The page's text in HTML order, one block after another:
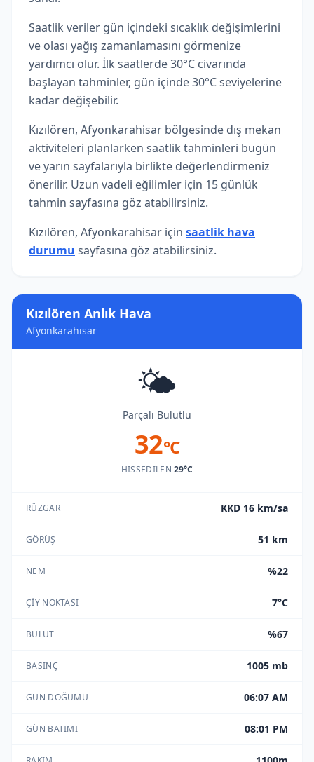
Kızılören Anlık Hava
Afyonkarahisar
🌤️
Parçalı Bulutlu
32°C
HISSEDILEN29°C
RÜZGAR KKD 16 km/sa
GÖRÜŞ 51 km
NEM %22
ÇIY NOKTASI 7°C
BULUT %67
BASINÇ 1005 mb
GÜN DOĞUMU 06:07 AM
GÜN BATIMI 08:01 PM
Saatlik veriler gün içindeki sıcaklık değişimlerini
ve olası yağış zamanlamasını görmenize
yardımcı olur. İlk saatlerde 30°C civarında
başlayan tahminler, gün içinde 30°C seviyelerine
kadar değişebilir.
Kızılören, Afyonkarahisar bölgesinde dış mekan
aktiviteleri planlarken saatlik tahminleri bugün
ve yarın sayfalarıyla birlikte değerlendirmeniz
önerilir. Uzun vadeli eğilimler için 15 günlük
tahmin sayfasına göz atabilirsiniz.
Kızılören, Afyonkarahisar için saatlik hava
durumu sayfasına göz atabilirsiniz.